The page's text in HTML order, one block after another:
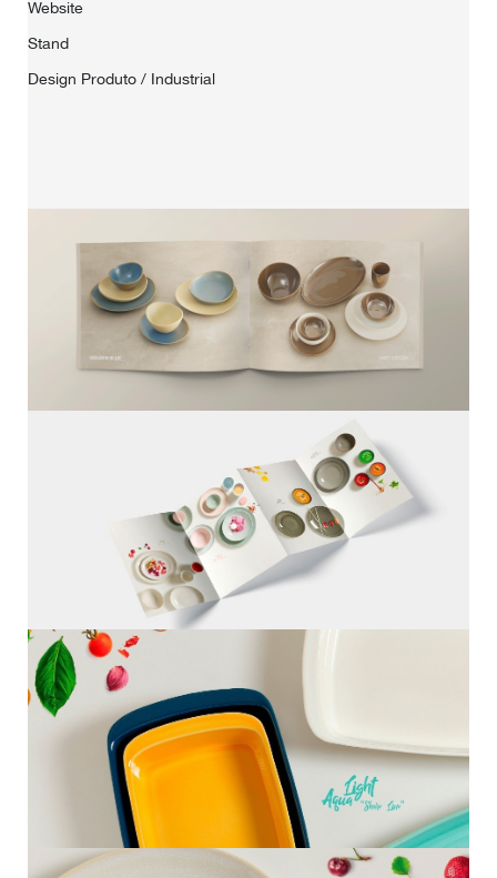
SOBRE NÓS
PORTFÓLIO
CONTACTOS
Website
Stand
Design Produto / Industrial